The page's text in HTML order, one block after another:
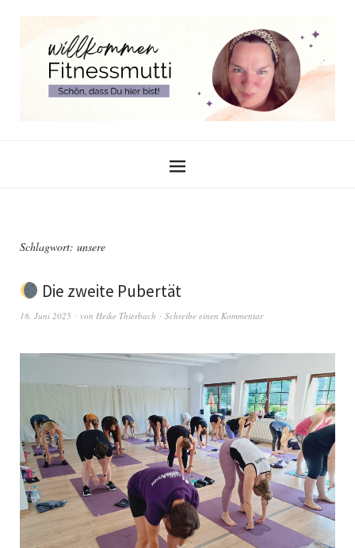
Schlagwort: unsere
Die zweite Pubertät
18. Juni 2025 von Heike Thierbach Schreibe einen Kommentar